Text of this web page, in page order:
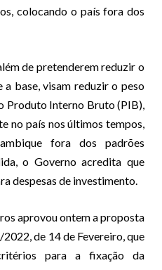
colocando o país fora dos
de pretenderem reduzir o
base, visam reduzir o peso
Produto Interno Bruto (PIB),
no país nos últimos tempos,
fora dos padrões
o Governo acredita que
despesas de investimento.
aprovou ontem a proposta
2022, de 14 de Fevereiro, que
para a fixação da